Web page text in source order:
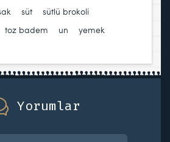
süt
sütlü brokoli
toz badem un
yemek
Yorumlar